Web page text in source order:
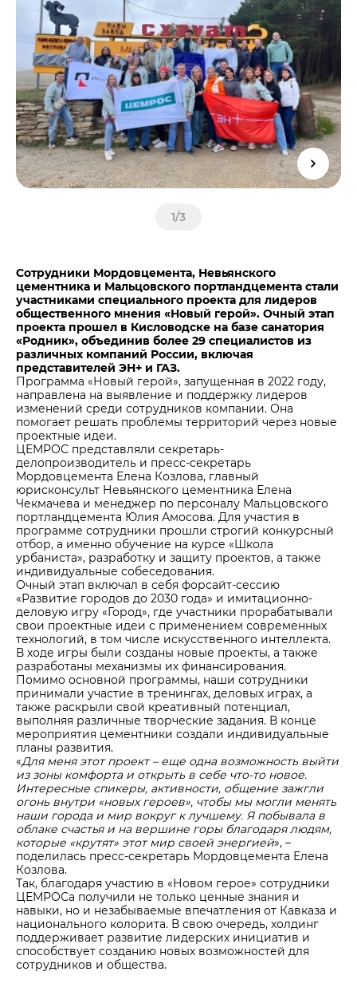
1/3
Сотрудники Мордовцемента, Невьянского
цементника и Мальцовского портландцемента стали
участниками специального проекта для лидеров
общественного мнения «Новый герой». Очный этап
проекта прошел в Кисловодске на базе санатория
«Родник», объединив более 29 специалистов из
различных компаний России, включая
представителей ЭН+ и ГАЗ.
Программа «Новый герой», запущенная в 2022 году,
направлена на выявление и поддержку лидеров
изменений среди сотрудников компании. Она
помогает решать проблемы территорий через новые
проектные идеи.
ЦЕМРОС представляли секретарь-
делопроизводитель и пресс-секретарь
Мордовцемента Елена Козлова, главный
юрисконсульт Невьянского цементника Елена
Чекмачева и менеджер по персоналу Мальцовского
портландцемента Юлия Амосова. Для участия в
программе сотрудники прошли строгий конкурсный
отбор, а именно обучение на курсе «Школа
урбаниста», разработку и защиту проектов, а также
индивидуальные собеседования.
Очный этап включал в себя форсайт-сессию
«Развитие городов до 2030 года» и имитационно-
деловую игру «Город», где участники прорабатывали
свои проектные идеи с применением современных
технологий, в том числе искусственного интеллекта.
В ходе игры были созданы новые проекты, а также
разработаны механизмы их финансирования.
Помимо основной программы, наши сотрудники
принимали участие в тренингах, деловых играх, а
также раскрыли свой креативный потенциал,
выполняя различные творческие задания. В конце
мероприятия цементники создали индивидуальные
планы развития.
«Для меня этот проект – еще одна возможность выйти
из зоны комфорта и открыть в себе что-то новое.
Интересные спикеры, активности, общение зажгли
огонь внутри «новых героев», чтобы мы могли менять
наши города и мир вокруг к лучшему. Я побывала в
облаке счастья и на вершине горы благодаря людям,
которые «крутят» этот мир своей энергией», –
поделилась пресс-секретарь Мордовцемента Елена
Козлова.
Так, благодаря участию в «Новом герое» сотрудники
ЦЕМРОСа получили не только ценные знания и
навыки, но и незабываемые впечатления от Кавказа и
национального колорита. В свою очередь, холдинг
поддерживает развитие лидерских инициатив и
способствует созданию новых возможностей для
сотрудников и общества.
Центры дистрибуции
Реализация ТМЦ и непрофильных активов
Политика в области закупок
В помощь поставщику
Не только цемент
Люди ЦЕМРОСа
Технологии и тренды
Издание для клиентов
Аналитика цементной отрасли
Медиабанк
Пресса о нас
Контакты